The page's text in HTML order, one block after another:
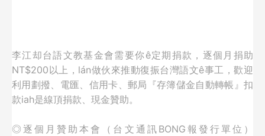
李江却台語文教基金會需要你ê定期捐款，逐個月捐助
NT$200以上，lán做伙來推動復振台灣語文ê事工，歡迎
利用劃撥、電匯、信用卡、郵局『存簿儲金自動轉帳』扣
款iah是線頂捐款、現金贊助。
◎逐個月贊助本會（台文通訊BONG報發行單位）